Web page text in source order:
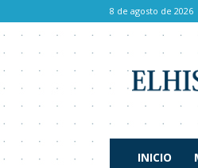
8 de agosto de 2026
INICIO